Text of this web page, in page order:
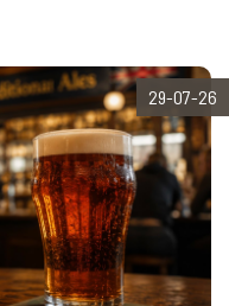
29-07-26